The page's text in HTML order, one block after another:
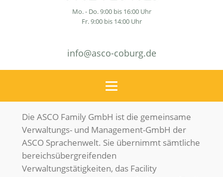
Mo. - Do. 9:00 bis 16:00 Uhr
Fr. 9:00 bis 14:00 Uhr
info@asco-coburg.de
Die ASCO Family GmbH ist die gemeinsame
Verwaltungs- und Management-GmbH der
ASCO Sprachenwelt. Sie übernimmt sämtliche
bereichsübergreifenden
Verwaltungstätigkeiten, das Facility